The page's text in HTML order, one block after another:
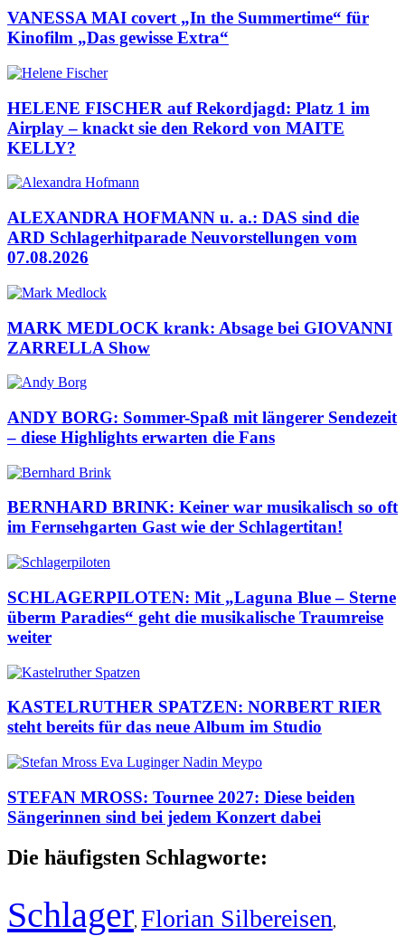
VANESSA MAI covert „In the Summertime“ für
Kinofilm „Das gewisse Extra“
HELENE FISCHER auf Rekordjagd: Platz 1 im
Airplay – knackt sie den Rekord von MAITE
KELLY?
ALEXANDRA HOFMANN u. a.: DAS sind die
ARD Schlagerhitparade Neuvorstellungen vom
07.08.2026
MARK MEDLOCK krank: Absage bei GIOVANNI
ZARRELLA Show
ANDY BORG: Sommer-Spaß mit längerer Sendezeit
– diese Highlights erwarten die Fans
BERNHARD BRINK: Keiner war musikalisch so oft
im Fernsehgarten Gast wie der Schlagertitan!
SCHLAGERPILOTEN: Mit „Laguna Blue – Sterne
überm Paradies“ geht die musikalische Traumreise
weiter
KASTELRUTHER SPATZEN: NORBERT RIER
steht bereits für das neue Album im Studio
STEFAN MROSS: Tournee 2027: Diese beiden
Sängerinnen sind bei jedem Konzert dabei
Die häufigsten Schlagworte:
Schlager, Florian Silbereisen,